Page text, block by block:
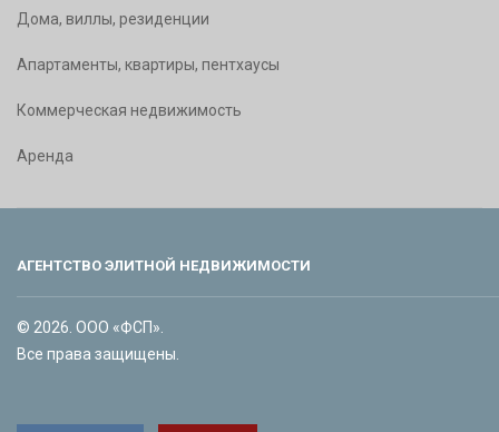
Дома, виллы, резиденции
Апартаменты, квартиры, пентхаусы
Коммерческая недвижимость
Аренда
АГЕНТСТВО ЭЛИТНОЙ НЕДВИЖИМОСТИ
© 2026. ООО «ФСП».
Все права защищены.